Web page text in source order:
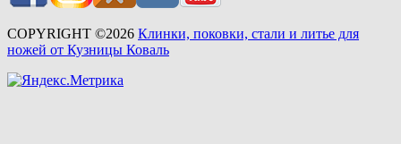
COPYRIGHT ©2026 Клинки, поковки, стали и литье для
ножей от Кузницы Коваль